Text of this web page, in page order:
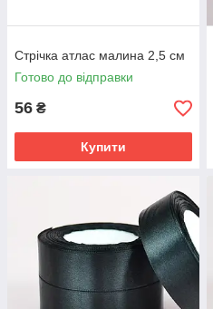
Стрічка атлас малина 2,5 см
Готово до відправки
56 ₴
Купити